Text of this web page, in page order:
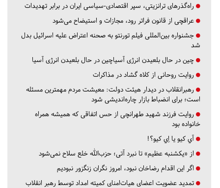
راه‌گذرهای ترانزیتی، سپر اقتصادی-سیاسی ایران در برابر تهدیدات
عراقچی از قانون فراتر رود، مجازات و استیضاح می‌شود
جشنواره بین‌المللی فیلم تورنتو به صحنه اعتراض علیه اسرائیل بدل
شد
چین در حال بلعیدن انرژی آسیاچین در حال بلعیدن انرژی آسیا
روایت روحانی از کلاه گشاد در مذاکرات
رهبرانقلاب در دیدار هیئت دولت: معیشت مردم مهمترین مسئله
است؛ برای انضباط بازار چاره‌اندیشی شود
روایت فرزند شهید طهرانچی از حس اتفاقی که همیشه همراه
خانواده بود
آي كيو يا اِي كيو؟!
از «یکشنبه عظیم» تا نبرد آتی؛ حزب‌الله خلع سلاح نمی‌شود
اگر این اقدام رضاخان نبود، امروز نگران زنگزور نبودیم
تمدید عضویت اعضای هیات‌امنای کمیته امداد توسط رهبر انقلاب